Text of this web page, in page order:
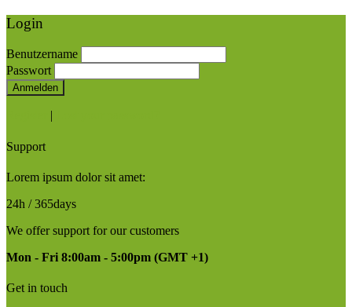
Login
Benutzername
Passwort
Anmelden
|
Support
Lorem ipsum dolor sit amet:
24h / 365days
We offer support for our customers
Mon - Fri 8:00am - 5:00pm (GMT +1)
Get in touch